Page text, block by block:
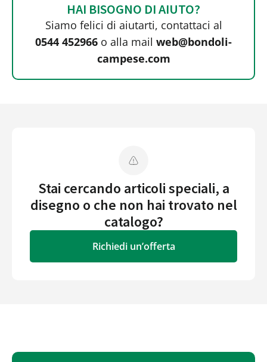
HAI BISOGNO DI AIUTO?
Siamo felici di aiutarti, contattaci al
0544 452966 o alla mail web@bondoli-
campese.com
Stai cercando articoli speciali, a
disegno o che non hai trovato nel
catalogo?
Richiedi un’offerta